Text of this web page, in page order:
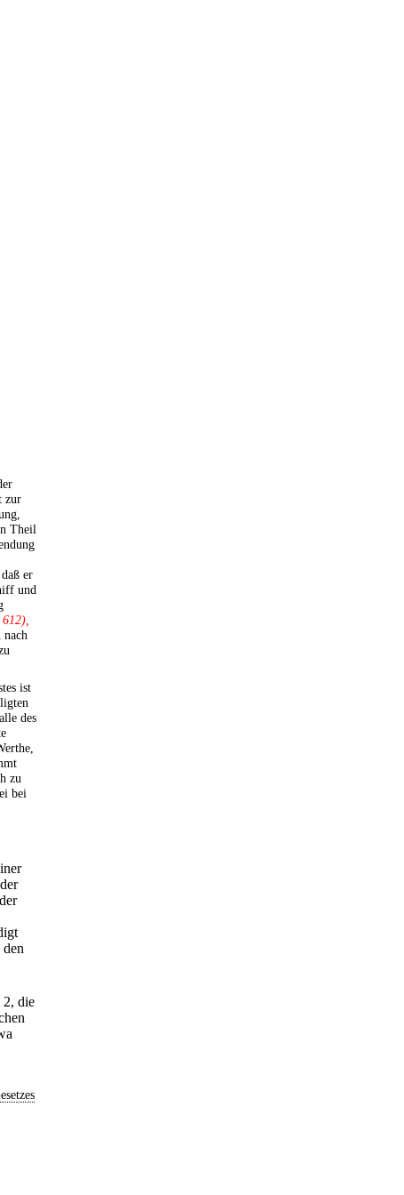
zur
Theil
er
und
nach
ist
des
zu
bei
2, die